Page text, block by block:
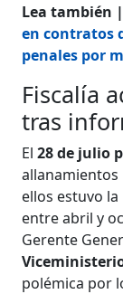
Lea también |
en contratos
penales por
Fiscalía
tras
El28 de julio
allanamientos
ellos estuvo
entre abril y
Gerente
polémica por